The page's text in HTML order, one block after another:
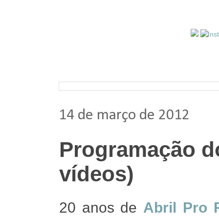
14 de março de 2012
Programação
vídeos)
20 anos de Abril Pro